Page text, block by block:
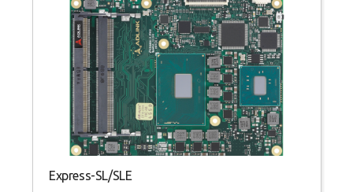
Express-SL/SLE